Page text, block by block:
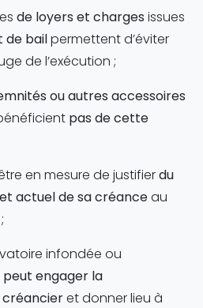
de loyers et charges issues
bailpermettent d’éviter
de l’exécution ;
ou autres accessoires
pas de cette
en mesure de justifierdu
actuel de sa créanceau
infondée ou
peut engager la
créancieret donner lieu à